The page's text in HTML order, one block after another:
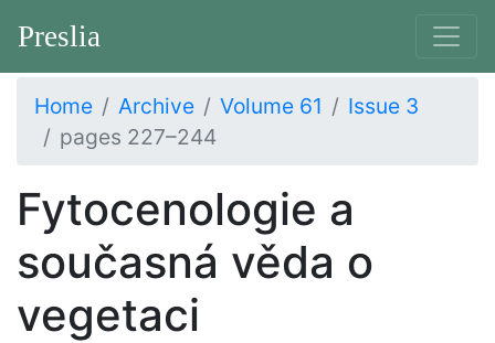
Preslia
Home Archive Volume 61
Issue 3
pages 227–244
Fytocenologie a
současná věda o
vegetaci